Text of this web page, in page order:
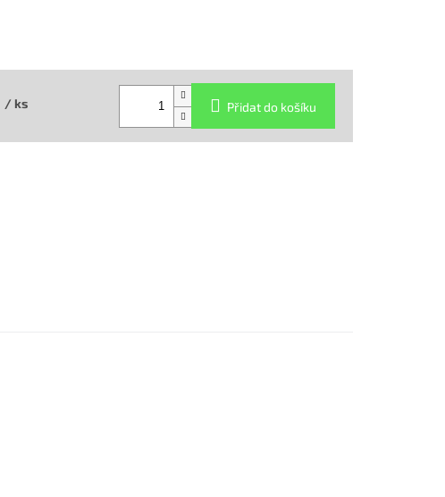
/ ks
Přidat do košíku